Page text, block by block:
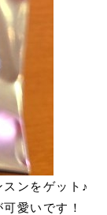
ンをゲット♪
愛いです！